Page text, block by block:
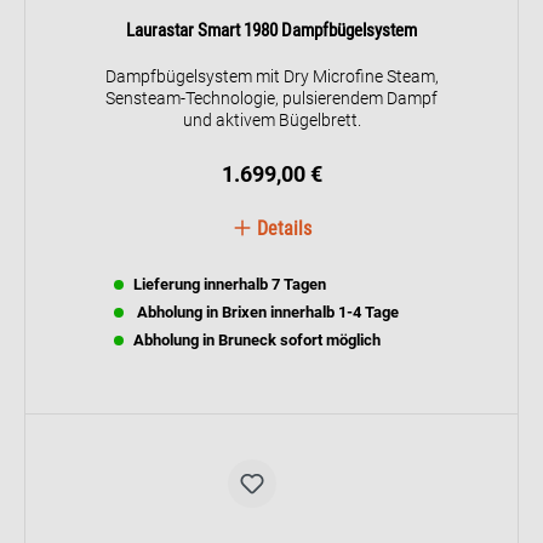
Laurastar Smart 1980 Dampfbügelsystem
Dampfbügelsystem mit Dry Microfine Steam,
Sensteam-Technologie, pulsierendem Dampf
und aktivem Bügelbrett.
1.699,00 €
Details
Lieferung innerhalb 7 Tagen
Abholung in Brixen innerhalb 1-4 Tage
Abholung in Bruneck sofort möglich